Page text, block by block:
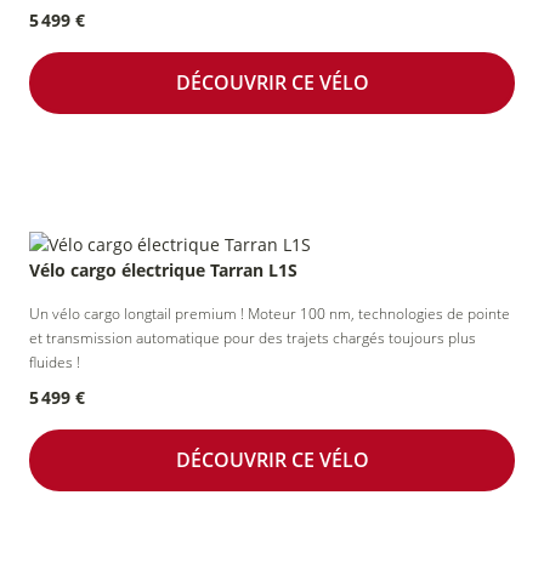
5 499 €
DÉCOUVRIR CE VÉLO
Vélo cargo électrique Tarran L1S
Un vélo cargo longtail premium ! Moteur 100 nm, technologies de pointe
et transmission automatique pour des trajets chargés toujours plus
fluides !
5 499 €
DÉCOUVRIR CE VÉLO